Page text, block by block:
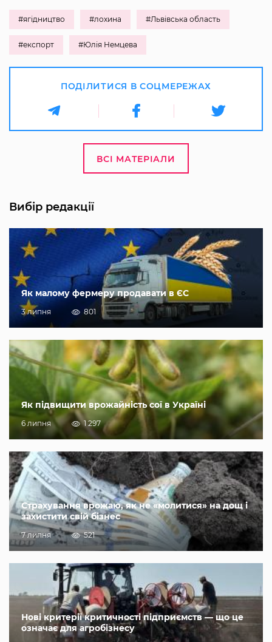
#ягідництво #лохина #Львівська область
#експорт #Юлія Немцева
ПОДІЛИТИСЯ В СОЦМЕРЕЖАХ
ВСІ МАТЕРІАЛИ
Вибір редакції
Як малому фермеру продавати в ЄС
3 липня 801
Як підвищити врожайність сої в Україні
6 липня 1 297
Страхування врожаю, як не «молитися» на дощ і
захистити свій бізнес
7 липня 521
Нові критерії критичності підприємств — що це
означає для агробізнесу